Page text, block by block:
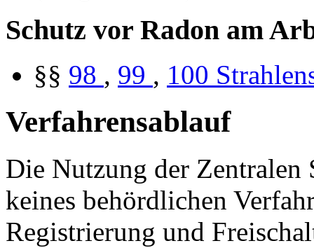
Schutz vor Radon am
§§ 98 , 99 , 100
Verfahrensablauf
Die Nutzung der Zentralen
keines behördlichen
Registrierung und